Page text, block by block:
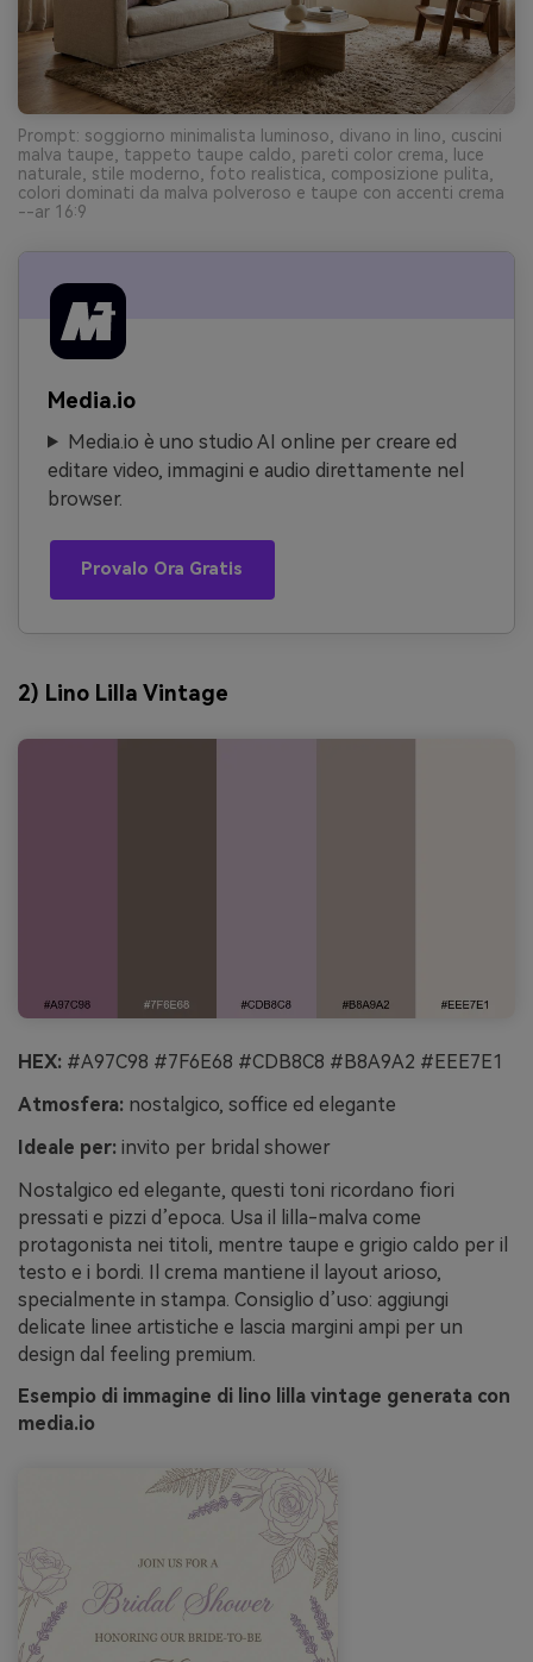
Prompt: soggiorno minimalista luminoso, divano in lino, cuscini
malva taupe, tappeto taupe caldo, pareti color crema, luce
naturale, stile moderno, foto realistica, composizione pulita,
colori dominati da malva polveroso e taupe con accenti crema
--ar 16:9
Media.io
Media.io è uno studio AI online per creare ed
editare video, immagini e audio direttamente nel
browser.
Provalo Ora Gratis
2) Lino Lilla Vintage
HEX: #A97C98 #7F6E68 #CDB8C8 #B8A9A2 #EEE7E1
Atmosfera: nostalgico, soffice ed elegante
Ideale per: invito per bridal shower
Nostalgico ed elegante, questi toni ricordano fiori
pressati e pizzi d’epoca. Usa il lilla-malva come
protagonista nei titoli, mentre taupe e grigio caldo per il
testo e i bordi. Il crema mantiene il layout arioso,
specialmente in stampa. Consiglio d’uso: aggiungi
delicate linee artistiche e lascia margini ampi per un
design dal feeling premium.
Esempio di immagine di lino lilla vintage generata con
media.io